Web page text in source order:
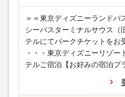
＝＝東京ディズニーランドバ
シーバスターミナルサウス（
テルにてパークチケットをお
・・・東京ディズニーリゾ
テルご宿泊【お好みの宿泊プ